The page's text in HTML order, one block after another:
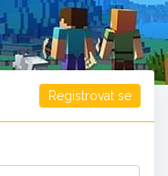
Registrovat se